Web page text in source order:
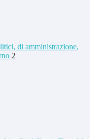
di amministrazione,
2